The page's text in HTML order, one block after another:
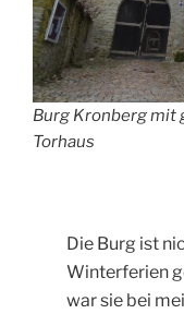
Burg Kronberg mit
Torhaus
Die Burg ist
Winterferien
war sie bei